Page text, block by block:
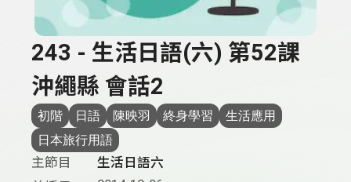
243 - 生活日語(六) 第52課
沖繩縣 會話2
初階 日語 陳映羽 終身學習
生活應用
日本旅行用語
主節目
生活日語六